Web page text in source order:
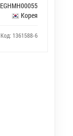
EGHMH00055
Корея
Код: 1361588-6